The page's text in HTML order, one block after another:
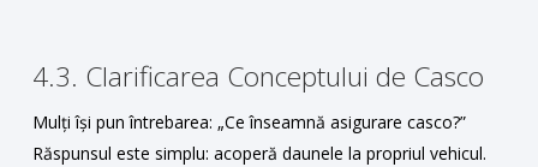
4.3. Clarificarea Conceptului de Casco
Mulți își pun întrebarea: „Ce înseamnă asigurare casco?”
Răspunsul este simplu: acoperă daunele la propriul vehicul.